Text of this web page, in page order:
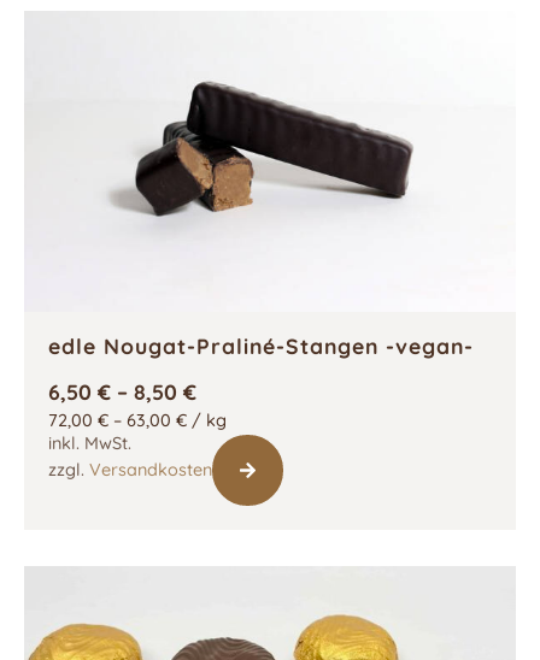
edle Nougat-Praliné-Stangen -vegan-
6,50 € – 8,50 €
72,00 € – 63,00 € / kg
inkl. MwSt.
zzgl. Versandkosten